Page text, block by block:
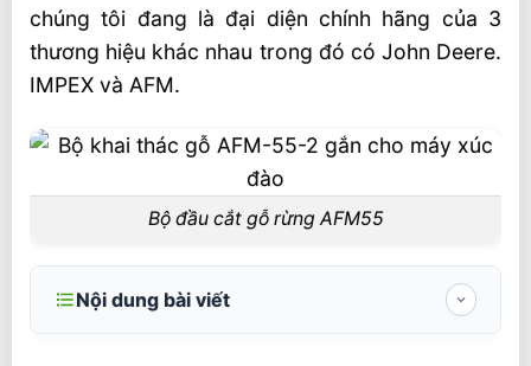
chúng tôi đang là đại diện chính hãng của 3
thương hiệu khác nhau trong đó có John Deere.
IMPEX và AFM.
Bộ đầu cắt gỗ rừng AFM55
Nội dung bài viết